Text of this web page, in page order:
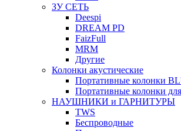
ЗУ СЕТЬ
Deespi
DREAM PD
FaizFull
MRM
Другие
Колонки акустические
Портативные колонки
Портативные колонки
НАУШНИКИ и ГАРНИТУРЫ
TWS
Беспроводные